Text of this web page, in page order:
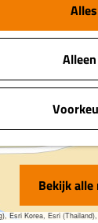
Korea, Esri
Bekijk